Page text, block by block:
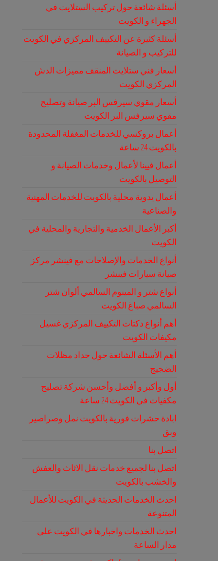
أسئلة شائعة حول تركيب الستلايت في
الجهراء و الكويت
أسئلة كثيرة عن التكييف المركزي في الكويت
للتركيب و الصيانة
أسعار فني ستلايت المنقف مميزات الدش
المركزي الكويت
أسعار مقوي سيرفس البر صيانة وتصليح
مقوي سيرفس البر الكويت
أعمال بروكسي للخدمات المغفلة المحدودة
بالكويت 24 ساعة
أعمال فيينا لأعمال وخدمات الصيانة و
التوصيل بالكويت
أعمال يدوية محلية بالكويت للخدمات المهنية
والصناعية
أكبر الأعمال الخدمية والتجارية والمحلية في
الكويت
أنواع الخدمات والإصلاحات مع فينشر مركز
صيانة سيارات فينشر
أنواع شتر و المينوم السالمي ألوان شتر
السالمي صباغ الكويت
أهم أنواع دكتات التكييف المركزي غسيل
مكيفات الكويت
أهم الأسئلة الشائعة حول حداد مظلات
الضجيج
أول وأكبر و أفضل وأحسن شركة تصليح
مكفيات في الكويت 24 ساعة
ابادة حشرات فورية بالكويت نمل وصراصير
وبق
اتصل بنا
اتصل بنا لجميع خدمات نقل الاثاث والعفش
والخشب بالكويت
احدث الخدمات الحديثة في الكويت للأعمال
المتنوعة
احدث الخدمات واخبارها في الكويت على
مدار الساعة